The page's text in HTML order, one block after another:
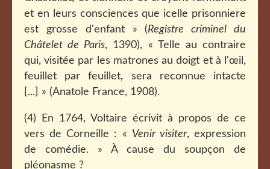
et en leurs consciences que icelle prisonniere
est grosse d'enfant » (Registre criminel du
Châtelet de Paris, 1390), « Telle au contraire
qui, visitée par les matrones au doigt et à l'œil,
feuillet par feuillet, sera reconnue intacte
[...] » (Anatole France, 1908).
(4) En 1764, Voltaire écrivit à propos de ce
vers de Corneille : « Venir visiter, expression
de comédie. » À cause du soupçon de
pléonasme ?